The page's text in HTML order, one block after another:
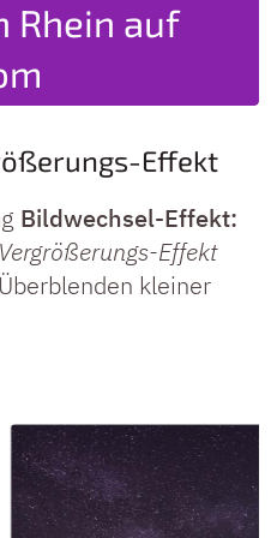
Rhein auf
Nacht
Dom
vorne
Abend
Effekt
Bildwechsel-Effekt:
Effekt
kleiner